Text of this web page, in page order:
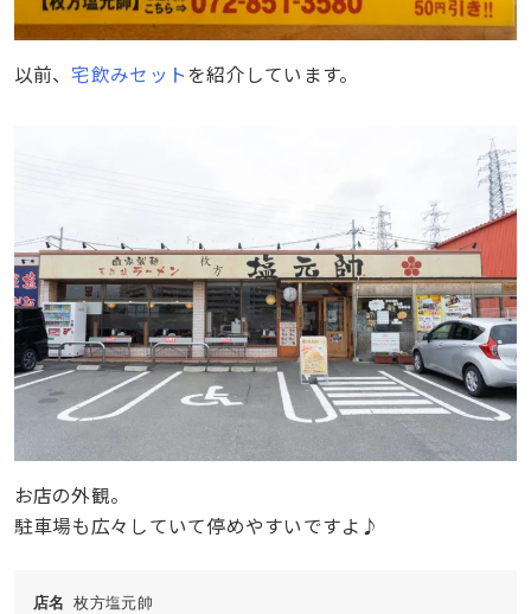
以前、宅飲みセット を紹介しています。
お店の外観。
駐車場も広々していて停めやすいですよ♪
店名